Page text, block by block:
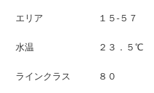
エリア １５-５７
水温 ２３．５℃
ラインクラス ８０